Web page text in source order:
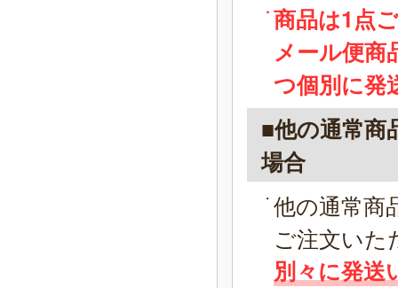
商品は1点
メール便商
つ個別に発
■他の通常商
場合
他の通常商
ご注文いた
別々に発送